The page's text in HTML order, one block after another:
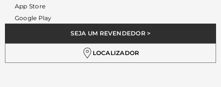
LOCALIZADOR
SEJA UM REVENDEDOR >
App Store
Google Play